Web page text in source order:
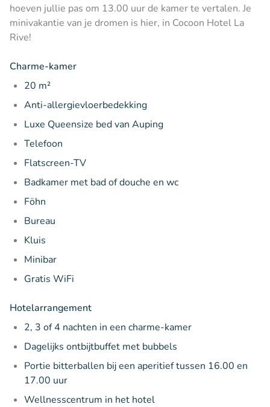
hoeven jullie pas om 13.00 uur de kamer te vertalen. Je
minivakantie van je dromen is hier, in Cocoon Hotel La
Rive!
Charme-kamer
20 m²
Anti-allergievloerbedekking
Luxe Queensize bed van Auping
Telefoon
Flatscreen-TV
Badkamer met bad of douche en wc
Föhn
Bureau
Kluis
Minibar
Gratis WiFi
Hotelarrangement
2, 3 of 4 nachten in een charme-kamer
Dagelijks ontbijtbuffet met bubbels
Portie bitterballen bij een aperitief tussen 16.00 en
17.00 uur
Wellnesscentrum in het hotel